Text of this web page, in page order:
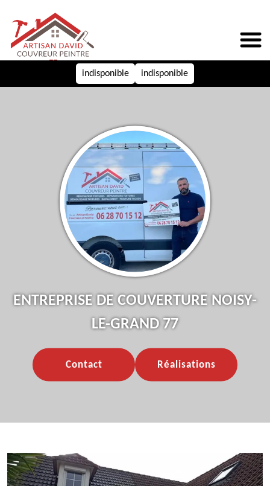
indisponible indisponible
ENTREPRISE DE COUVERTURE NOISY-
LE-GRAND 77
Contact Réalisations